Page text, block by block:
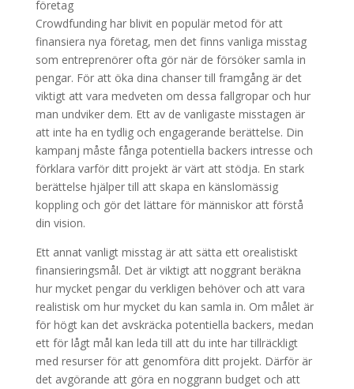
Crowdfunding har blivit en populär metod för att
finansiera nya företag, men det finns vanliga misstag
som entreprenörer ofta gör när de försöker samla in
pengar. För att öka dina chanser till framgång är det
viktigt att vara medveten om dessa fallgropar och hur
man undviker dem. Ett av de vanligaste misstagen är
att inte ha en tydlig och engagerande berättelse. Din
kampanj måste fånga potentiella backers intresse och
förklara varför ditt projekt är värt att stödja. En stark
berättelse hjälper till att skapa en känslomässig
koppling och gör det lättare för människor att förstå
din vision.
Ett annat vanligt misstag är att sätta ett orealistiskt
finansieringsmål. Det är viktigt att noggrant beräkna
hur mycket pengar du verkligen behöver och att vara
realistisk om hur mycket du kan samla in. Om målet är
för högt kan det avskräcka potentiella backers, medan
ett för lågt mål kan leda till att du inte har tillräckligt
med resurser för att genomföra ditt projekt. Därför är
det avgörande att göra en noggrann budget och att